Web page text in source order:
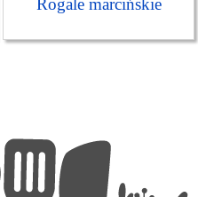
Rogale marcińskie